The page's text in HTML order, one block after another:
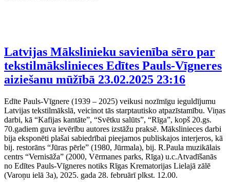
Latvijas Mākslinieku savienība sēro par
tekstilmākslinieces Edītes Pauls-Vīgneres
aiziešanu mūžībā 23.02.2025 23:16
Edīte Pauls-Vīgnere (1939 – 2025) veikusi nozīmīgu ieguldījumu
Latvijas tekstilmākslā, veicinot tās starptautisko atpazīstamību. Viņas
darbi, kā “Kafijas kantāte”, “Svētku salūts”, “Rīga”, kopš 20.gs.
70.gadiem guva ievērību autores izstāžu praksē. Mākslinieces darbi
bija eksponēti plašai sabiedrībai pieejamos publiskajos interjeros, kā
bij. restorāns “Jūras pērle” (1980, Jūrmala), bij. R.Paula muzikālais
centrs “Vernisāža” (2000, Vērmanes parks, Rīga) u.c.Atvadīšanās
no Edītes Pauls-Vīgneres notiks Rīgas Krematorijas Lielajā zālē
(Varoņu ielā 3a), 2025. gada 28. februārī plkst. 12.00.